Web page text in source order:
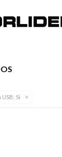
USB: Si